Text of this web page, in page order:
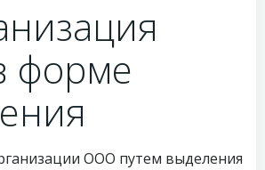
ООО путем выделения